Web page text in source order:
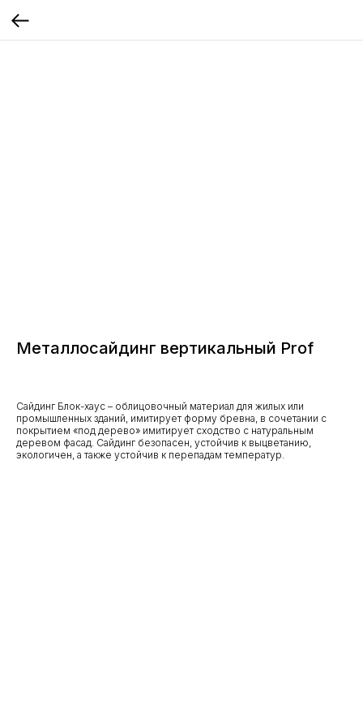
Металлосайдинг вертикальный Prof
Сайдинг Блок-хаус – облицовочный материал для жилых или
промышленных зданий, имитирует форму бревна, в сочетании с
покрытием «под дерево» имитирует сходство с натуральным
деревом фасад. Сайдинг безопасен, устойчив к выцветанию,
экологичен, а также устойчив к перепадам температур.